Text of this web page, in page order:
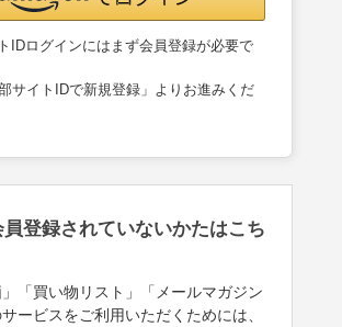
IDログインにはまず会員登録が必要で
サイトIDで新規登録」よりお進みくだ
員登録されていないかたはこち
」「買い物リスト」「メールマガジン
ービスをご利用いただくためには、